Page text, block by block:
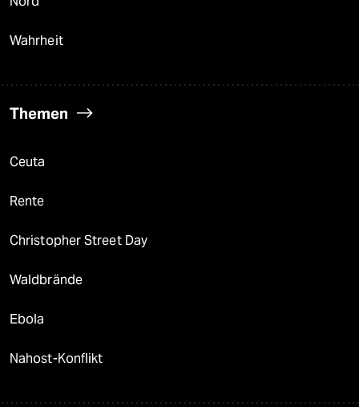
Wahrheit
Themen
Ceuta
Rente
Christopher Street Day
Waldbrände
Ebola
Nahost-Konflikt